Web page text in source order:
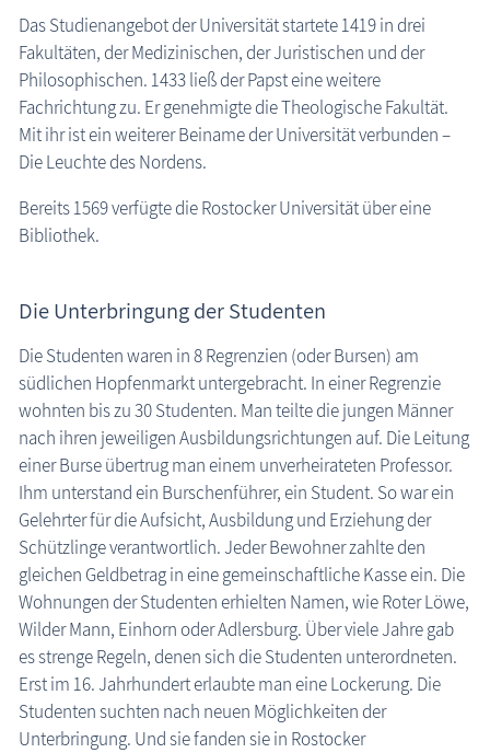
Das Studienangebot der Universität startete 1419 in drei
Fakultäten, der Medizinischen, der Juristischen und der
Philosophischen. 1433 ließ der Papst eine weitere
Fachrichtung zu. Er genehmigte die Theologische Fakultät.
Mit ihr ist ein weiterer Beiname der Universität verbunden –
Die Leuchte des Nordens.
Bereits 1569 verfügte die Rostocker Universität über eine
Bibliothek.
Die Unterbringung der Studenten
Die Studenten waren in 8 Regrenzien (oder Bursen) am
südlichen Hopfenmarkt untergebracht. In einer Regrenzie
wohnten bis zu 30 Studenten. Man teilte die jungen Männer
nach ihren jeweiligen Ausbildungsrichtungen auf. Die Leitung
einer Burse übertrug man einem unverheirateten Professor.
Ihm unterstand ein Burschenführer, ein Student. So war ein
Gelehrter für die Aufsicht, Ausbildung und Erziehung der
Schützlinge verantwortlich. Jeder Bewohner zahlte den
gleichen Geldbetrag in eine gemeinschaftliche Kasse ein. Die
Wohnungen der Studenten erhielten Namen, wie Roter Löwe,
Wilder Mann, Einhorn oder Adlersburg. Über viele Jahre gab
es strenge Regeln, denen sich die Studenten unterordneten.
Erst im 16. Jahrhundert erlaubte man eine Lockerung. Die
Studenten suchten nach neuen Möglichkeiten der
Unterbringung. Und sie fanden sie in Rostocker